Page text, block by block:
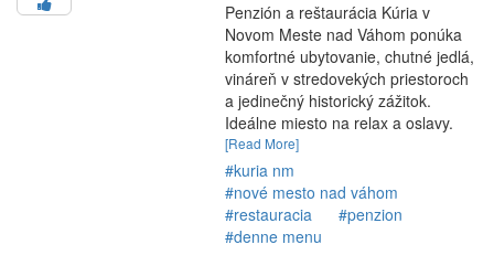
Penzión a reštaurácia Kúria v
Novom Meste nad Váhom ponúka
komfortné ubytovanie, chutné jedlá,
vináreň v stredovekých priestoroch
a jedinečný historický zážitok.
Ideálne miesto na relax a oslavy.
[Read More]
#kuria nm
#nové mesto nad váhom
#restauracia
#penzion
#denne menu